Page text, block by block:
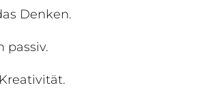
Denken.
passiv.